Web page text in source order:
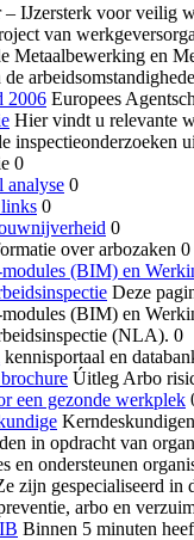
IJzersterk voor veilig
van
Metaalbewerking en
2006 Europees
Hier vindt u relevante
inspectieonderzoeken
0
analyse 0
0
0
over arbozaken 0
(BIM) en
Deze
(BIM) en
(NLA). 0
kennisportaal en
Úitleg Arbo
een gezonde werkplek
in opdracht van
en ondersteunen
zijn gespecialiseerd in
arbo en
Binnen 5 minuten